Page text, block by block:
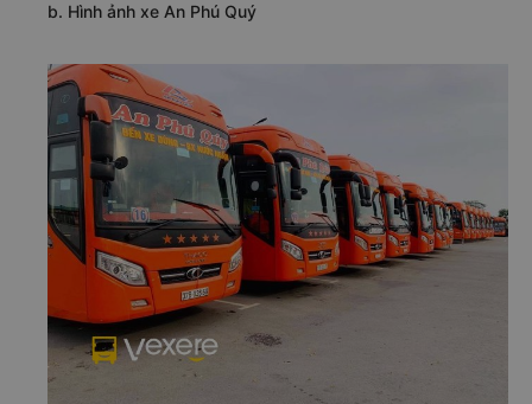
b. Hình ảnh xe An Phú Quý